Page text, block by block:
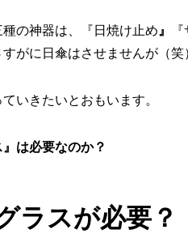
の神器は、『日焼け止め 』
がに日傘はさせませんが（笑）
いきたいとおもいます。
は必要なのか？
ラスが必要？